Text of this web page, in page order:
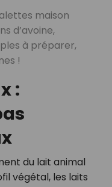
maison
d’avoine,
à préparer,
!
:
du lait animal
végétal, les laits